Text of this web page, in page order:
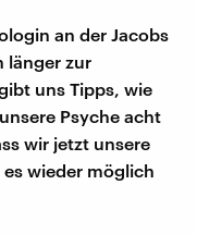
an der Jacobs
länger zur
uns Tipps, wie
Psyche acht
wir jetzt unsere
wieder möglich